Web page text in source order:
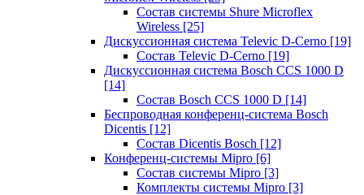
Состав системы Shure Microflex
Wireless [25]
Дискуссионная система Televic D-Cerno [19]
Состав Televic D-Cerno [19]
Дискуссионная система Bosch CCS 1000 D
[14]
Состав Bosch CCS 1000 D [14]
Беспроводная конференц-система Bosch
Dicentis [12]
Состав Dicentis Bosch [12]
Конференц-системы Mipro [6]
Состав системы Mipro [3]
Комплекты системы Mipro [3]